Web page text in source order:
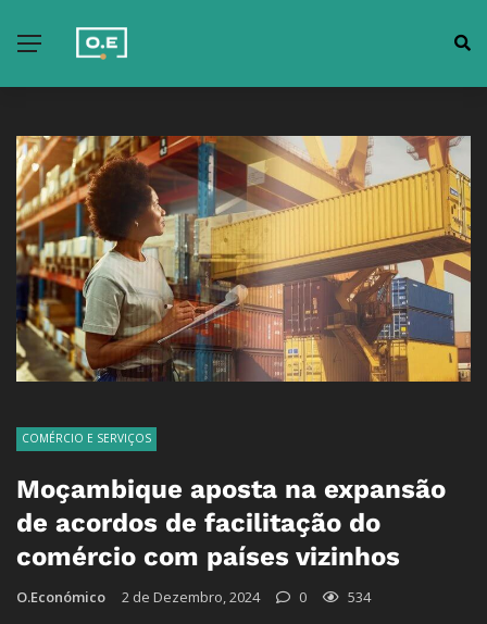
COMÉRCIO E SERVIÇOS
Moçambique aposta na expansão
de acordos de facilitação do
comércio com países vizinhos
O.Económico 2 de Dezembro, 2024 0 534